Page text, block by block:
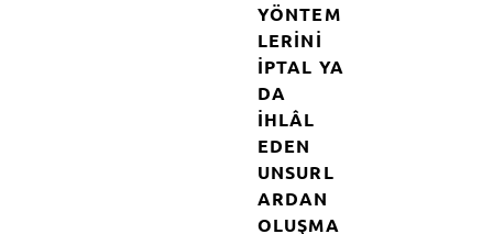
YÖNTEM
LERINI
IPTAL YA
DA
IHLÂL
EDEN
UNSURL
ARDAN
OLUŞMA